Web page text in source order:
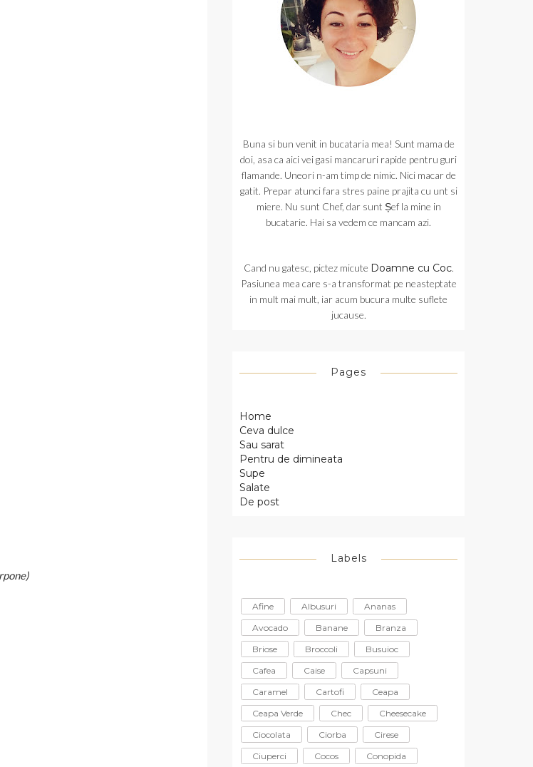
Buna si bun venit in bucataria mea! Sunt mama de
doi, asa ca aici vei gasi mancaruri rapide pentru guri
flamande. Uneori n-am timp de nimic. Nici macar de
gatit. Prepar atunci fara stres paine prajita cu unt si
miere. Nu sunt Chef, dar sunt Șef la mine in
bucatarie. Hai sa vedem ce mancam azi.
Cand nu gatesc, pictez micute Doamne cu Coc.
Pasiunea mea care s-a transformat pe neasteptate
in mult mai mult, iar acum bucura multe suflete
jucause.
Pages
Home
Ceva dulce
Sau sarat
Pentru de dimineata
Supe
Salate
De post
Labels
Afine Albusuri
Ananas
Avocado
Banane
Branza
Briose
Broccoli
Busuioc
Cafea
Caise
Capsuni
Caramel
Cartofi
Ceapa
Ceapa Verde
Chec
Cheesecake
Ciocolata
Ciorba
Cirese
Ciuperci
Cocos
Conopida